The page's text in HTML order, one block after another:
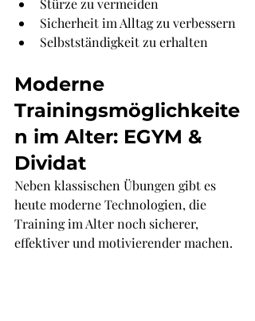
Stürze zu vermeiden
Sicherheit im Alltag zu verbessern
Selbstständigkeit zu erhalten
Moderne
Trainingsmöglichkeite
n im Alter: EGYM &
Dividat
Neben klassischen Übungen gibt es
heute moderne Technologien, die
Training im Alter noch sicherer,
effektiver und motivierender machen.